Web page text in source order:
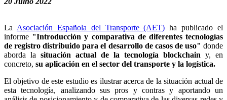
La Asociación Española del Transporte (AET) ha publicado el
informe "Introducción y comparativa de diferentes tecnologías
de registro distribuido para el desarrollo de casos de uso" donde
aborda la situación actual de la tecnología blockchain y, en
concreto, su aplicación en el sector del transporte y la logística.
El objetivo de este estudio es ilustrar acerca de la situación actual de
esta tecnología, analizando sus pros y contras y aportando un